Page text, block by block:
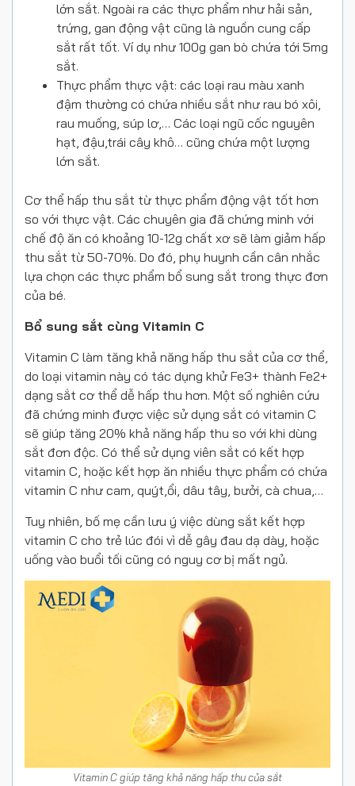
lớn sắt. Ngoài ra các thực phẩm như hải sản,
trứng, gan động vật cũng là nguồn cung cấp
sắt rất tốt. Ví dụ như 100g gan bò chứa tới 5mg
sắt.
Thực phẩm thực vật: các loại rau màu xanh
đậm thường có chứa nhiều sắt như rau bó xôi,
rau muống, súp lơ,… Các loại ngũ cốc nguyên
hạt, đậu,trái cây khô… cũng chứa một lượng
lớn sắt.
Cơ thể hấp thu sắt từ thực phẩm động vật tốt hơn
so với thực vật. Các chuyên gia đã chứng minh với
chế độ ăn có khoảng 10-12g chất xơ sẽ làm giảm hấp
thu sắt từ 50-70%. Do đó, phụ huynh cần cân nhắc
lựa chọn các thực phẩm bổ sung sắt trong thực đơn
của bé.
Bổ sung sắt cùng Vitamin C
Vitamin C làm tăng khả năng hấp thu sắt của cơ thể,
do loại vitamin này có tác dụng khử Fe3+ thành Fe2+
dạng sắt cơ thể dễ hấp thu hơn. Một số nghiên cứu
đã chứng minh được việc sử dụng sắt có vitamin C
sẽ giúp tăng 20% khả năng hấp thu so với khi dùng
sắt đơn độc. Có thể sử dụng viên sắt có kết hợp
vitamin C, hoặc kết hợp ăn nhiều thực phẩm có chứa
vitamin C như cam, quýt,ổi, dâu tây, bưởi, cà chua,…
Tuy nhiên, bố mẹ cần lưu ý việc dùng sắt kết hợp
vitamin C cho trẻ lúc đói vì dễ gây đau dạ dày, hoặc
uống vào buổi tối cũng có nguy cơ bị mất ngủ.
Vitamin C giúp tăng khả năng hấp thu của sắt